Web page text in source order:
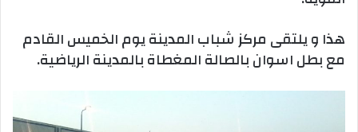
هذا و يلتقى مركز شباب المدينة يوم الخميس القادم
مع بطل اسوان بالصالة المغطاة بالمدينة الرياضية.